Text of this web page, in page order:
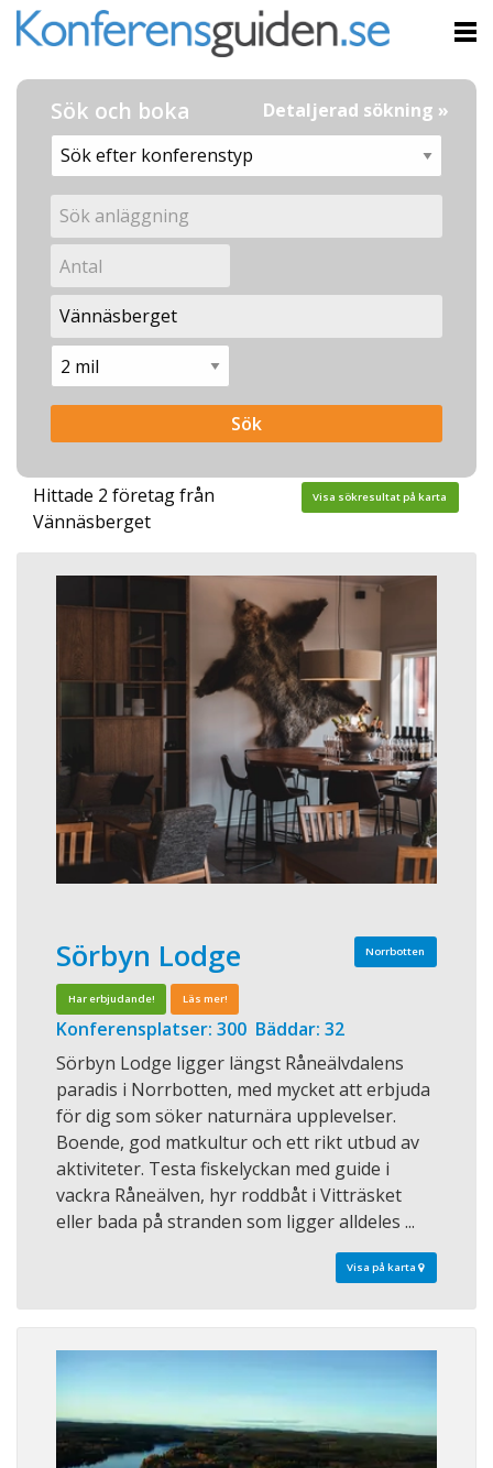
Sök och boka Detaljerad sökning »
Hittade 2 företag från
Vännäsberget
Visa sökresultat på karta
Norrbotten
Sörbyn Lodge
Har erbjudande! Läs mer!
Konferensplatser: 300 Bäddar: 32
Sörbyn Lodge ligger längst Råneälvdalens
paradis i Norrbotten, med mycket att erbjuda
för dig som söker naturnära upplevelser.
Boende, god matkultur och ett rikt utbud av
aktiviteter. Testa fiskelyckan med guide i
vackra Råneälven, hyr roddbåt i Vitträsket
eller bada på stranden som ligger alldeles ...
Visa på karta